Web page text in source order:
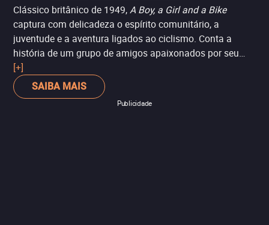
Clássico britânico de 1949,A Boy, a Girl and a Bike
captura com delicadeza o espírito comunitário, a
juventude e a aventura ligados ao ciclismo. Conta a
história de um grupo de amigos apaixonados por seu
clube local, misturando humor, romance e o prazer de
pedalar por paisagens deslumbrantes.
[+]
SAIBA MAIS
Publicidade